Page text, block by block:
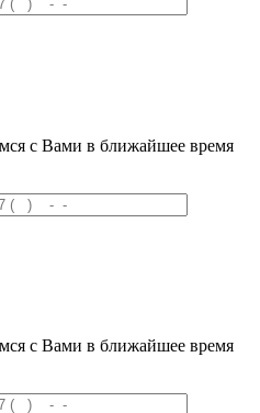
с Вами в ближайшее время
с Вами в ближайшее время